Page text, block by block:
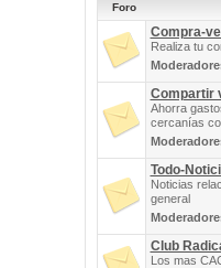
Foro
Compra-
Realiza tu
Compartir
Ahorra
cercanías
Todo-
Noticias
general
Club
Los mas